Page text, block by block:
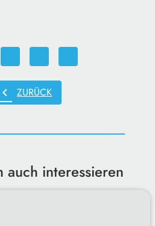
chevron_left ZURÜCK
auch interessieren